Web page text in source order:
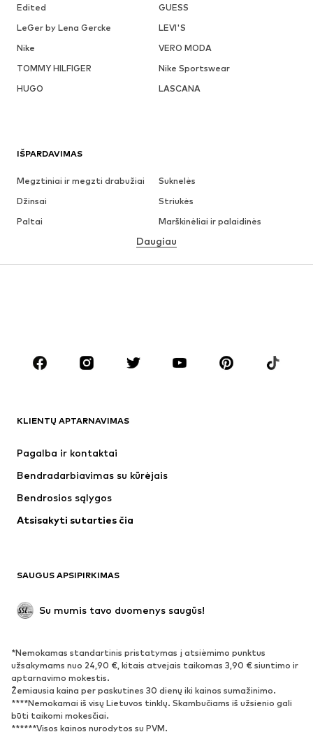
Edited
GUESS
LeGer by Lena Gercke
LEVI'S
Nike
VERO MODA
TOMMY HILFIGER
Nike Sportswear
HUGO
LASCANA
IŠPARDAVIMAS
Megztiniai ir megzti drabužiai
Suknelės
Džinsai
Striukės
Paltai
Marškinėliai ir palaidinės
Apatiniai
Sijonai
Palaidinės ir tunikos
Aksesuarai
Premium
Naujienos
Apatiniai
Paltai
Proginiai
Išskirtiniai
BATAI
Naujienos
Sportbačiai
Aulinukai
Batai su kulniukais
Auliniai batai
Daugiau
KLIENTŲ APTARNAVIMAS
Pagalba ir kontaktai
Bendradarbiavimas su kūrėjais
Bendrosios sąlygos
Atsisakyti sutarties čia
SAUGUS APSIPIRKIMAS
Su mumis tavo duomenys saugūs!
*Nemokamas standartinis pristatymas į atsiėmimo punktus
užsakymams nuo 24,90 €, kitais atvejais taikomas 3,90 € siuntimo ir
aptarnavimo mokestis.
Žemiausia kaina per paskutines 30 dienų iki kainos sumažinimo.
****Nemokamai iš visų Lietuvos tinklų. Skambučiams iš užsienio gali
būti taikomi mokesčiai.
******Visos kainos nurodytos su PVM.